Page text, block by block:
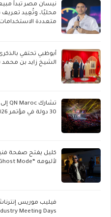
نيسان مصر تبدأ
محليًا، وتُعِيد تعريف
متعددة
الشيخ زايد بن
30 دولة في مؤتمر V-Convention 2026 العالمي بماليزيا
لألبومه “Ghost Mode”
Meeting Days